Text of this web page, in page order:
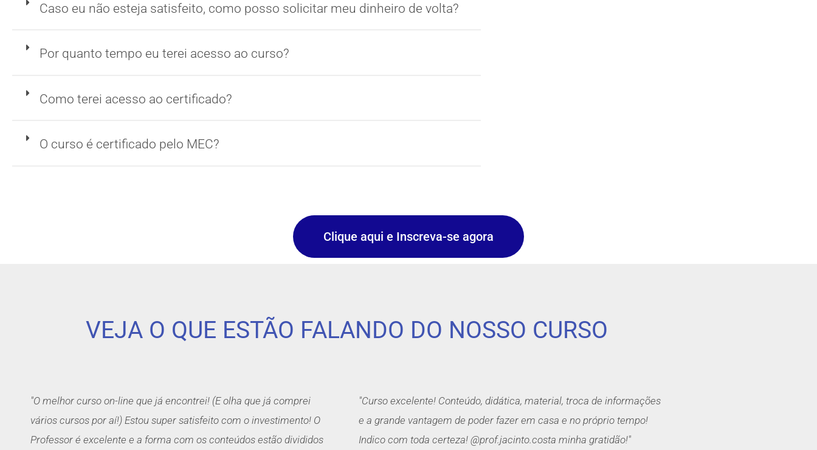
Caso eu não esteja satisfeito, como posso solicitar meu dinheiro de volta?
Por quanto tempo eu terei acesso ao curso?
Como terei acesso ao certificado?
O curso é certificado pelo MEC?
Clique aqui e Inscreva-se agora
VEJA O QUE ESTÃO FALANDO DO NOSSO CURSO
"O melhor curso on-line que já encontrei! (E olha que já comprei
vários cursos por aí!) Estou super satisfeito com o investimento! O
Professor é excelente e a forma com os conteúdos estão divididos
"Curso excelente! Conteúdo, didática, material, troca de informações
e a grande vantagem de poder fazer em casa e no próprio tempo!
Indico com toda certeza! @prof.jacinto.costa minha gratidão!"